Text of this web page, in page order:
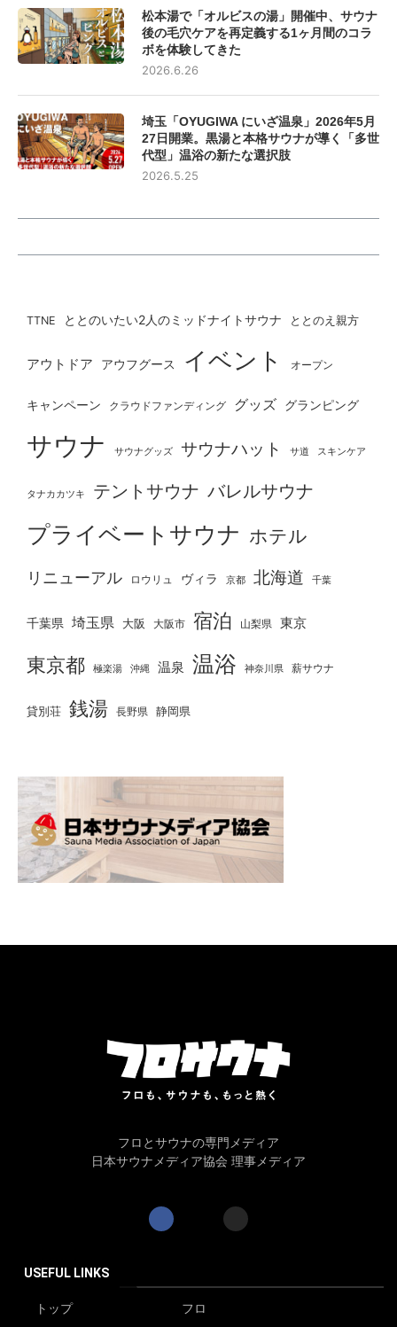
松本湯で「オルビスの湯」開催中、サウナ
後の毛穴ケアを再定義する1ヶ月間のコラ
ボを体験してきた
2026.6.26
埼玉「OYUGIWA にいざ温泉」2026年5月
27日開業。黒湯と本格サウナが導く「多世
代型」温浴の新たな選択肢
2026.5.25
TTNE ととのいたい2人のミッドナイトサウナ ととのえ親方
アウトドア アウフグース イベント オープン
キャンペーン クラウドファンディング グッズ グランピング
サウナ サウナグッズ サウナハット サ道 スキンケア
タナカカツキ テントサウナ バレルサウナ
プライベートサウナ ホテル
リニューアル ロウリュ ヴィラ 京都 北海道 千葉
千葉県 埼玉県 大阪 大阪市 宿泊 山梨県 東京
東京都 極楽湯 沖縄 温泉 温浴 神奈川県 薪サウナ
貸別荘 銭湯 長野県 静岡県
フロとサウナの専門メディア
日本サウナメディア協会 理事メディア
USEFUL LINKS
トップ
フロ